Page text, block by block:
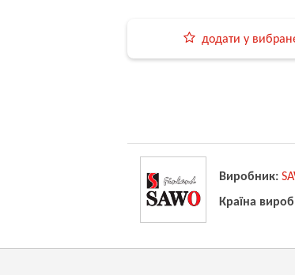
додати у
Виробник:
Країна